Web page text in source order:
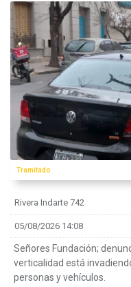
Tramitado
Rivera Indarte 742
05/08/2026 14:08
Señores Fundación;
verticalidad está
personas y vehículos.